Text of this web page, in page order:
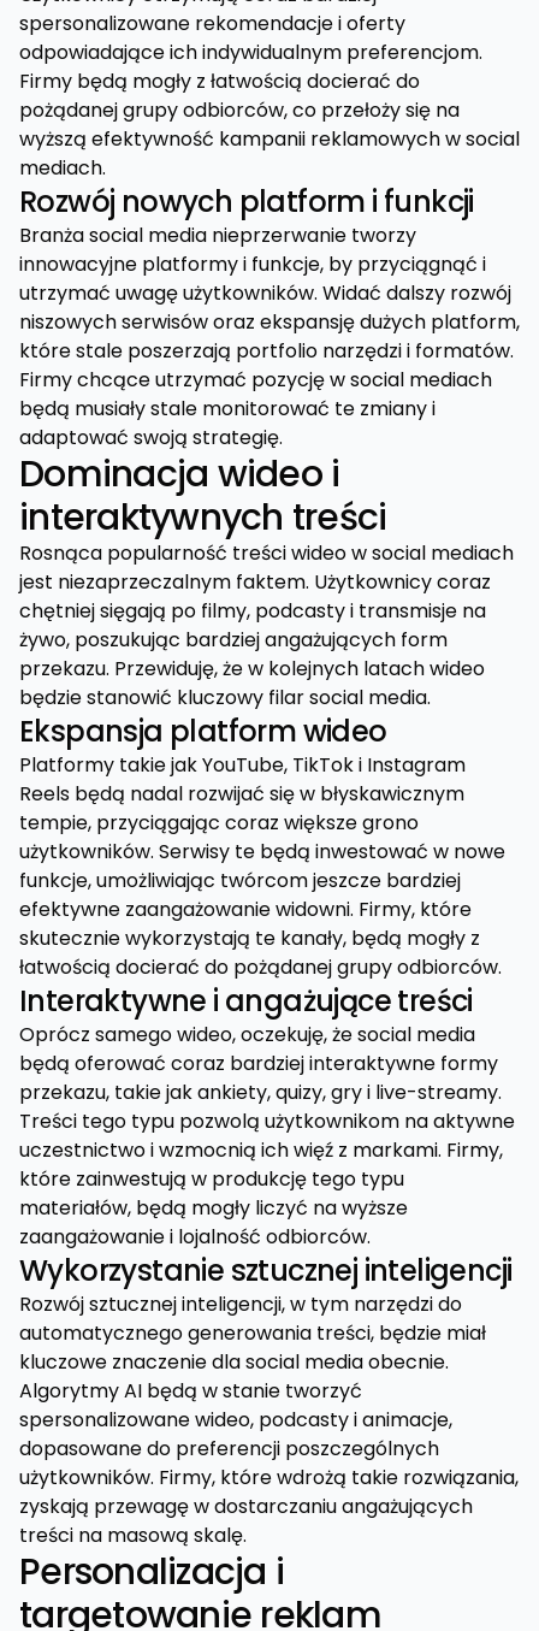
spersonalizowane rekomendacje i oferty
odpowiadające ich indywidualnym preferencjom.
Firmy będą mogły z łatwością docierać do
pożądanej grupy odbiorców, co przełoży się na
wyższą efektywność kampanii reklamowych w social
mediach.
Rozwój nowych platform i funkcji
Branża social media nieprzerwanie tworzy
innowacyjne platformy i funkcje, by przyciągnąć i
utrzymać uwagę użytkowników. Widać dalszy rozwój
niszowych serwisów oraz ekspansję dużych platform,
które stale poszerzają portfolio narzędzi i formatów.
Firmy chcące utrzymać pozycję w social mediach
będą musiały stale monitorować te zmiany i
adaptować swoją strategię.
Dominacja wideo i
interaktywnych treści
Rosnąca popularność treści wideo w social mediach
jest niezaprzeczalnym faktem. Użytkownicy coraz
chętniej sięgają po filmy, podcasty i transmisje na
żywo, poszukując bardziej angażujących form
przekazu. Przewiduję, że w kolejnych latach wideo
będzie stanowić kluczowy filar social media.
Ekspansja platform wideo
Platformy takie jak YouTube, TikTok i Instagram
Reels będą nadal rozwijać się w błyskawicznym
tempie, przyciągając coraz większe grono
użytkowników. Serwisy te będą inwestować w nowe
funkcje, umożliwiając twórcom jeszcze bardziej
efektywne zaangażowanie widowni. Firmy, które
skutecznie wykorzystają te kanały, będą mogły z
łatwością docierać do pożądanej grupy odbiorców.
Interaktywne i angażujące treści
Oprócz samego wideo, oczekuję, że social media
będą oferować coraz bardziej interaktywne formy
przekazu, takie jak ankiety, quizy, gry i live-streamy.
Treści tego typu pozwolą użytkownikom na aktywne
uczestnictwo i wzmocnią ich więź z markami. Firmy,
które zainwestują w produkcję tego typu
materiałów, będą mogły liczyć na wyższe
zaangażowanie i lojalność odbiorców.
Wykorzystanie sztucznej inteligencji
Rozwój sztucznej inteligencji, w tym narzędzi do
automatycznego generowania treści, będzie miał
kluczowe znaczenie dla social media obecnie.
Algorytmy AI będą w stanie tworzyć
spersonalizowane wideo, podcasty i animacje,
dopasowane do preferencji poszczególnych
użytkowników. Firmy, które wdrożą takie rozwiązania,
zyskają przewagę w dostarczaniu angażujących
treści na masową skalę.
Personalizacja i
targetowanie reklam